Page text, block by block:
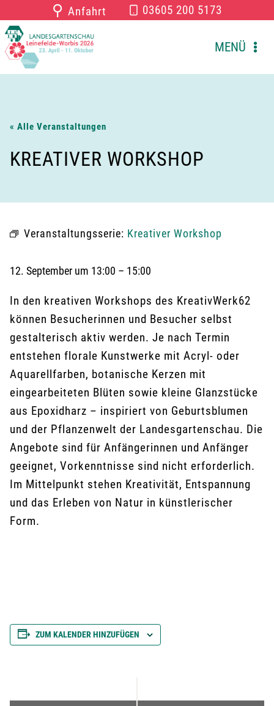
Inhalt
springen
⚲ Anfahrt 03605 200 5173
MENÜ
« Alle Veranstaltungen
KREATIVER WORKSHOP
Veranstaltungsserie: Kreativer Workshop
12. September um 13:00 – 15:00
In den kreativen Workshops des KreativWerk62
können Besucherinnen und Besucher selbst
gestalterisch aktiv werden. Je nach Termin
entstehen florale Kunstwerke mit Acryl- oder
Aquarellfarben, botanische Kerzen mit
eingearbeiteten Blüten sowie kleine Glanzstücke
aus Epoxidharz – inspiriert von Geburtsblumen
und der Pflanzenwelt der Landesgartenschau. Die
Angebote sind für Anfängerinnen und Anfänger
geeignet, Vorkenntnisse sind nicht erforderlich.
Im Mittelpunkt stehen Kreativität, Entspannung
und das Erleben von Natur in künstlerischer
Form.
ZUM KALENDER HINZUFÜGEN